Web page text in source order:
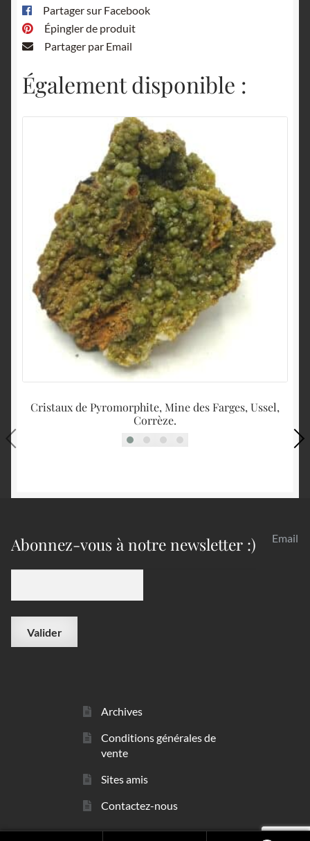
Partager sur Facebook
Épingler de produit
Partager par Email
Également disponible :
Cristaux de Pyromorphite, Mine des Farges, Ussel,
Corrèze.
Abonnez-vous à notre newsletter :) Email
Archives
Conditions générales de
vente
Sites amis
Contactez-nous